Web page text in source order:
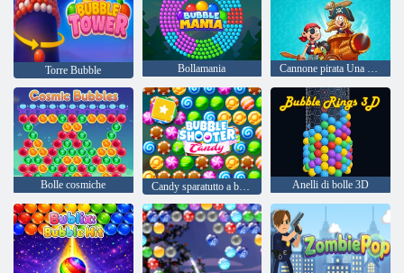
Torre Bubble Bollamania Cannone pirata Una mega battaglia
Bolle cosmiche Candy sparatutto a bolle Anelli di bolle 3D